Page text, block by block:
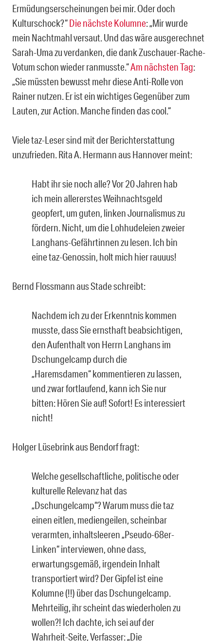
Ermüdungserscheinungen bei mir. Oder doch
Kulturschock?“Die nächste Kolumne: „Mir wurde
mein Nachtmahl versaut. Und das wäre ausgerechnet
Sarah-Uma zu verdanken, die dank Zuschauer-Rache-
Votum schon wieder ranmusste.“Am nächsten Tag:
„Sie müssten bewusst mehr diese Anti-Rolle von
Rainer nutzen. Er ist ein wichtiges Gegenüber zum
Lauten, zur Action. Manche finden das cool.“
Viele taz-Leser sind mit der Berichterstattung
unzufrieden. Rita A. Hermann aus Hannover meint:
Habt ihr sie noch alle? Vor 20 Jahren hab
ich mein allererstes Weihnachtsgeld
geopfert, um guten, linken Journalismus zu
fördern. Nicht, um die Lohhudeleien zweier
Langhans-Gefährtinnen zu lesen. Ich bin
eine taz-Genossin, holt mich hier rauuus!
Bernd Flossmann aus Stade schreibt:
Nachdem ich zu der Erkenntnis kommen
musste, dass Sie ernsthaft beabsichtigen,
den Aufenthalt von Herrn Langhans im
Dschungelcamp durch die
„Haremsdamen“ kommentieren zu lassen,
und zwar fortlaufend, kann ich Sie nur
bitten: Hören Sie auf! Sofort! Es interessiert
nicht!
Holger Lüsebrink aus Bendorf fragt:
Welche gesellschaftliche, politische oder
kulturelle Relevanz hat das
„Dschungelcamp“? Warum muss die taz
einen eitlen, mediengeilen, scheinbar
verarmten, inhaltsleeren „Pseudo-68er-
Linken“ interviewen, ohne dass,
erwartungsgemäß, irgendein Inhalt
transportiert wird? Der Gipfel ist eine
Kolumne (!!) über das Dschungelcamp.
Mehrteilig, ihr scheint das wiederholen zu
wollen?! Ich dachte, ich sei auf der
Wahrheit-Seite, Verfasser: „Die